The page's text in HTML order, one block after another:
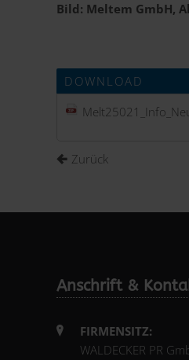
Bild: Meltem GmbH,
DOWNLOAD
Zurück
Anschrift &
FIRMENSITZ:
WALDECKER PR